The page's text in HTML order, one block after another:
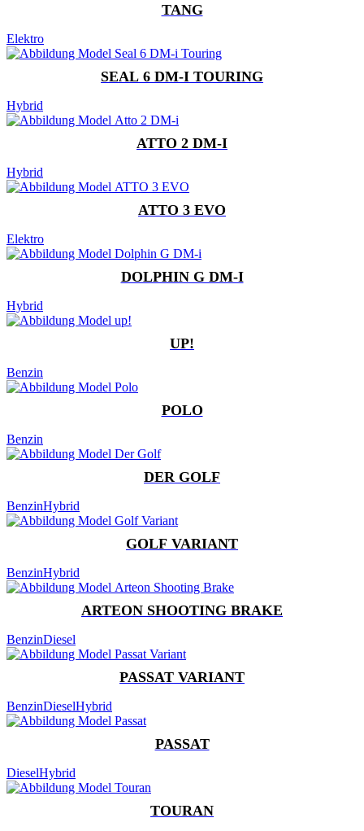
TANG
Elektro
SEAL 6 DM-I TOURING
Hybrid
ATTO 2 DM-I
Hybrid
ATTO 3 EVO
Elektro
DOLPHIN G DM-I
Hybrid
UP!
Benzin
POLO
Benzin
DER GOLF
BenzinHybrid
GOLF VARIANT
BenzinHybrid
ARTEON SHOOTING BRAKE
BenzinDiesel
PASSAT VARIANT
BenzinDieselHybrid
PASSAT
DieselHybrid
TOURAN